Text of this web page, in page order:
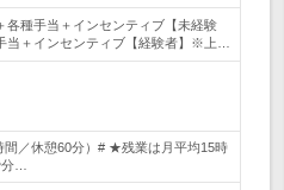
各種手当＋インセンティブ【未経験
当＋インセンティブ【経験者】※上…
間／休憩60分）# ★残業は月平均15時
…